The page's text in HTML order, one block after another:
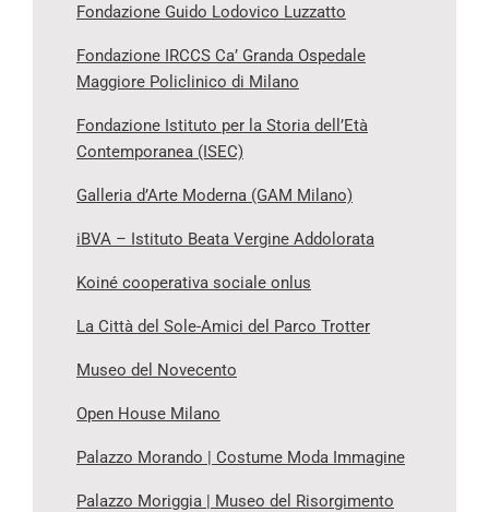
Fondazione Guido Lodovico Luzzatto
Fondazione IRCCS Ca’ Granda Ospedale
Maggiore Policlinico di Milano
Fondazione Istituto per la Storia dell’Età
Contemporanea (ISEC)
Galleria d’Arte Moderna (GAM Milano)
iBVA – Istituto Beata Vergine Addolorata
Koiné cooperativa sociale onlus
La Città del Sole-Amici del Parco Trotter
Museo del Novecento
Open House Milano
Palazzo Morando | Costume Moda Immagine
Palazzo Moriggia | Museo del Risorgimento